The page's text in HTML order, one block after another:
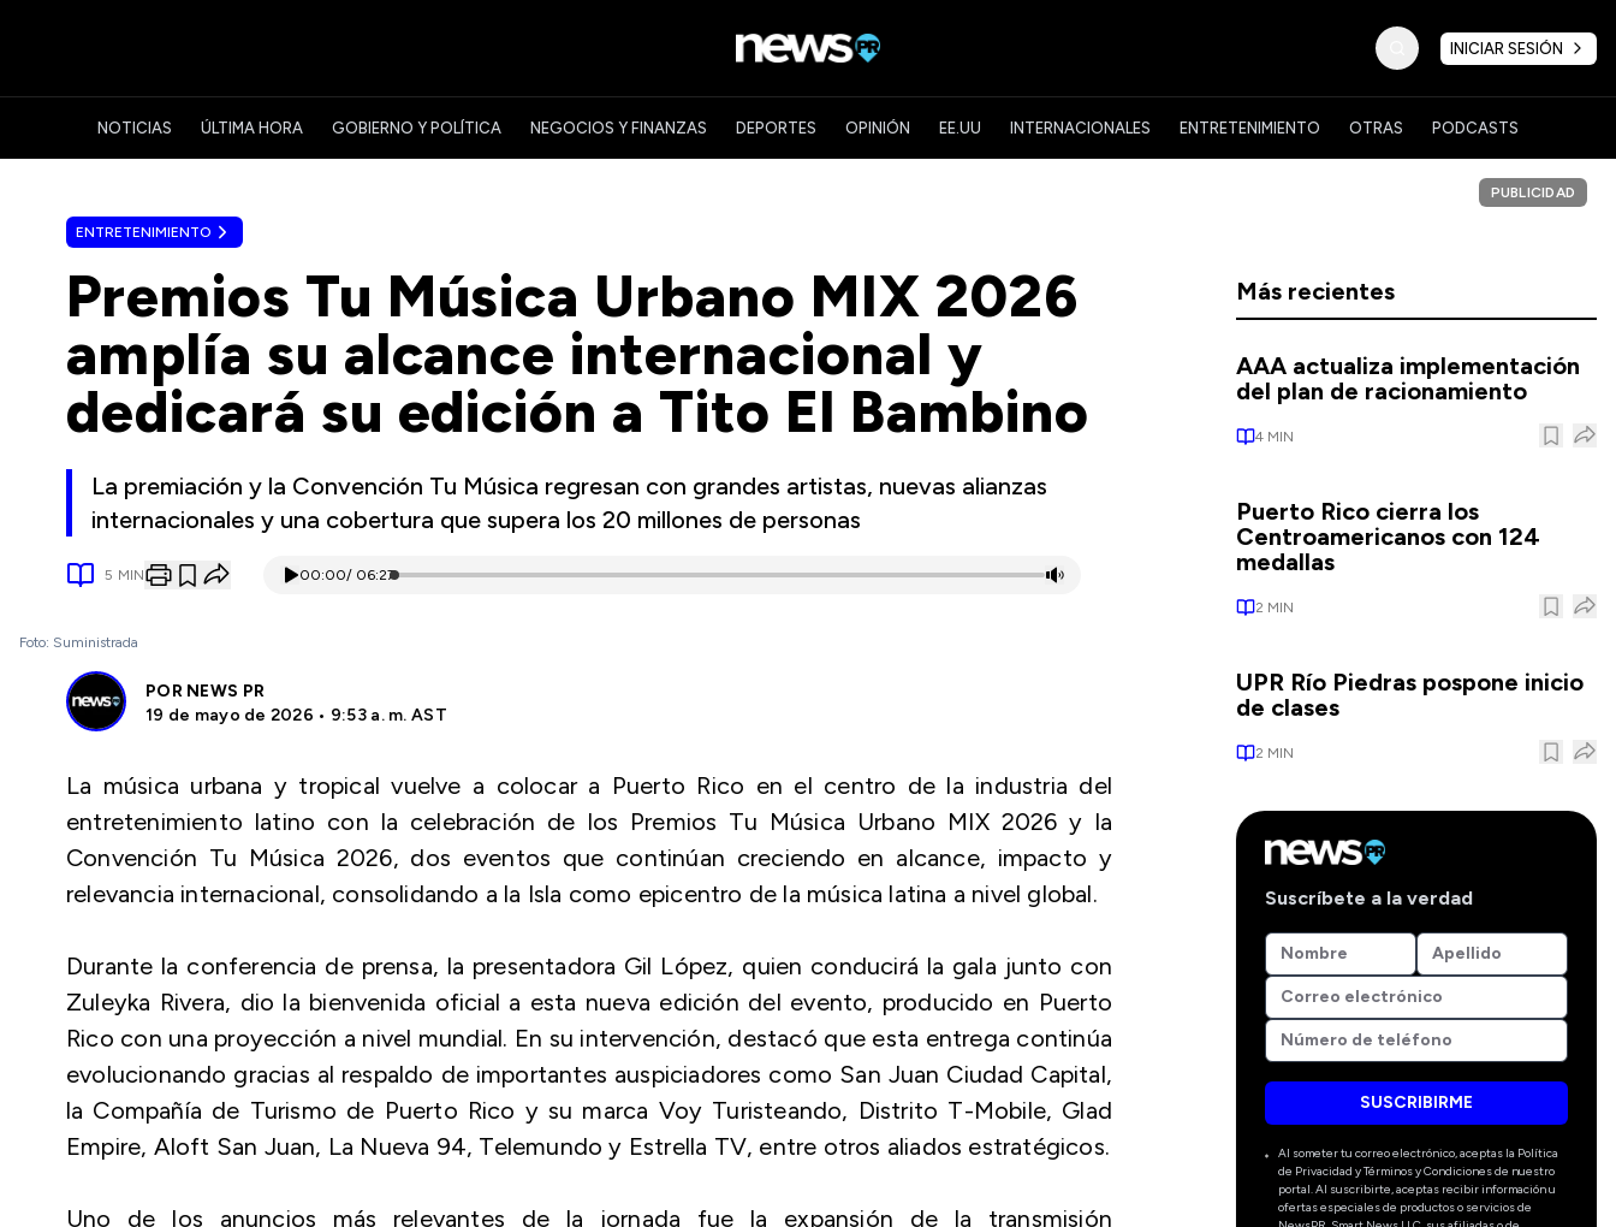
INICIAR SESIÓN
NOTICIAS ÚLTIMA HORA GOBIERNO Y POLÍTICA NEGOCIOS Y FINANZAS DEPORTES OPINIÓN EE.UU INTERNACIONALES ENTRETENIMIENTO OTRAS PODCASTS
ENTRETENIMIENTO
Premios Tu Música Urbano MIX 2026
amplía su alcance internacional y
dedicará su edición a Tito El Bambino
La premiación y la Convención Tu Música regresan con grandes artistas, nuevas alianzas
internacionales y una cobertura que supera los 20 millones de personas
5 MIN 00:00/ 06:27
Foto: Suministrada
POR NEWS PR
19 de mayo de 2026 • 9:53 a. m. AST
La música urbana y tropical vuelve a colocar a Puerto Rico en el centro de la industria del
entretenimiento latino con la celebración de los Premios Tu Música Urbano MIX 2026 y la
Convención Tu Música 2026, dos eventos que continúan creciendo en alcance, impacto y
relevancia internacional, consolidando a la Isla como epicentro de la música latina a nivel global.
Durante la conferencia de prensa, la presentadora Gil López, quien conducirá la gala junto con
Zuleyka Rivera, dio la bienvenida oficial a esta nueva edición del evento, producido en Puerto
Rico con una proyección a nivel mundial. En su intervención, destacó que esta entrega continúa
evolucionando gracias al respaldo de importantes auspiciadores como San Juan Ciudad Capital,
la Compañía de Turismo de Puerto Rico y su marca Voy Turisteando, Distrito T-Mobile, Glad
Empire, Aloft San Juan, La Nueva 94, Telemundo y Estrella TV, entre otros aliados estratégicos.
Uno de los anuncios más relevantes de la jornada fue la expansión de la transmisión
PUBLICIDAD
Más recientes
AAA actualiza implementación
del plan de racionamiento
4 MIN
Puerto Rico cierra los
Centroamericanos con 124
medallas
2 MIN
UPR Río Piedras pospone inicio
de clases
2 MIN
Suscríbete a la verdad
SUSCRIBIRME
Al someter tu correo electrónico, aceptas la Política
de Privacidad y Términos y Condiciones de nuestro
portal. Al suscribirte, aceptas recibir información u
ofertas especiales de productos o servicios de